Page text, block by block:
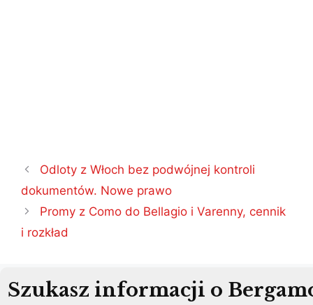
Nawigacja
wpisu
Odloty z Włoch bez podwójnej kontroli
dokumentów. Nowe prawo
Promy z Como do Bellagio i Varenny, cennik
i rozkład
Szukasz informacji o